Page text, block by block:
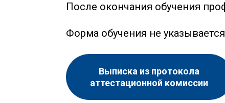
После окончания обучения
Форма обучения не указывается
Выписка из протокола
аттестационной комиссии